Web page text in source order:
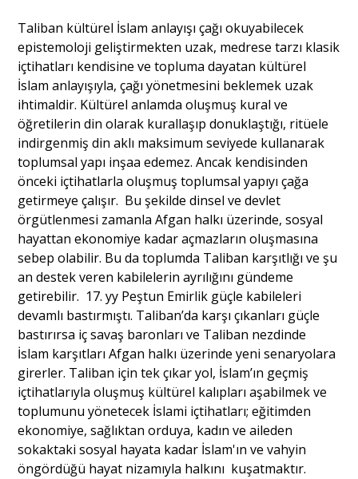
Taliban kültürel İslam anlayışı çağı okuyabilecek
epistemoloji geliştirmekten uzak, medrese tarzı klasik
içtihatları kendisine ve topluma dayatan kültürel
İslam anlayışıyla, çağı yönetmesini beklemek uzak
ihtimaldir. Kültürel anlamda oluşmuş kural ve
öğretilerin din olarak kurallaşıp donuklaştığı, ritüele
indirgenmiş din aklı maksimum seviyede kullanarak
toplumsal yapı inşaa edemez. Ancak kendisinden
önceki içtihatlarla oluşmuş toplumsal yapıyı çağa
getirmeye çalışır. Bu şekilde dinsel ve devlet
örgütlenmesi zamanla Afgan halkı üzerinde, sosyal
hayattan ekonomiye kadar açmazların oluşmasına
sebep olabilir. Bu da toplumda Taliban karşıtlığı ve şu
an destek veren kabilelerin ayrılığını gündeme
getirebilir. 17. yy Peştun Emirlik güçle kabileleri
devamlı bastırmıştı. Taliban’da karşı çıkanları güçle
bastırırsa iç savaş baronları ve Taliban nezdinde
İslam karşıtları Afgan halkı üzerinde yeni senaryolara
girerler. Taliban için tek çıkar yol, İslam’ın geçmiş
içtihatlarıyla oluşmuş kültürel kalıpları aşabilmek ve
toplumunu yönetecek İslami içtihatları; eğitimden
ekonomiye, sağlıktan orduya, kadın ve aileden
sokaktaki sosyal hayata kadar İslam'ın ve vahyin
öngördüğü hayat nizamıyla halkını kuşatmaktır.